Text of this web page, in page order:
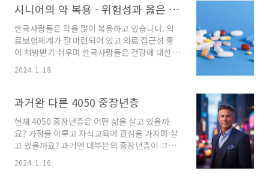
국 인지애나주 볼 메모리올 병원에서 하루 15초
씩 웃으..
으로 인생의 26년 6개월을 잠으로 보냅니다. 하
루 잠자는 시간은 나이에 상관없이 7-9시간을 권
장합니다. 사람들은 잠을 잘때 우리의 뇌도 활동
을 멈추고 휴식을 취한다고 생각하지만 사실 그
렇지 않습니다. 오히려 왕성하게 활성화됩니다.
수면의 단계 수면은 총 4단계로 이 네 단계를 거
어납니다. 첫번째 단계 수면의 시작단계로 10..
시니어의 약 복용 - 위험성과 옳은 약 복용방법
한국사람들은 약을 많이 복용하고 있습니다. 의
료보험체계가 잘 마련되어 있고 의료 접근성 좋
아 처방받기 쉬우며 한국사람들은 건강에 대한
성질환을 가지고 있어 약을 복용하는 것은 당연
질환에 비해 약을 과하게 복용 중이거나 장기적
으로 먹는 것으로 나타났습니다. 이는 또 다른 부
작용을 발생시켜 특히 시니어의 건강에 큰 부작
용이 발생될 수 있습니다. 약을 대하는 생각과 옳
바른 약 복용 방법, 약의 위험성에 대해 알려드립
니다. 약 복용의 목적 내가 가지고 있는 질환을 잘
2024. 1. 18.
과거완 다른 4050 중장년층
현재 4050 중장년층은 어떤 삶을 살고 있을까
요? 가정을 이루고 자식교육에 관심을 가지며 살
고 있을까요? 과거엔 대부분의 중장년층이 그랬
와 평균수명의 연장과 함께 다양한 가치관으로
2024. 1. 16.